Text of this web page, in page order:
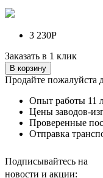
3 230Р
Заказать в 1 клик
В корзину
Продайте пожалуйста
Опыт работы 11
Цены заводов-
Проверенные
Отправка
Подписывайтесь на
новости и акции: